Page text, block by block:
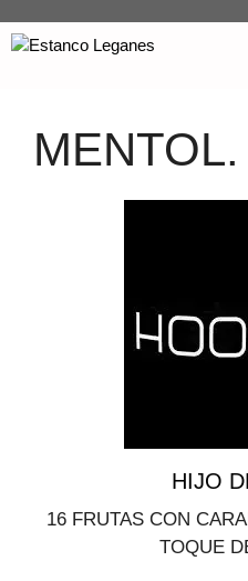
HIJO
16 FRUTAS CON
TOQUE